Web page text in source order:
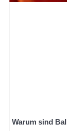
Warum sind